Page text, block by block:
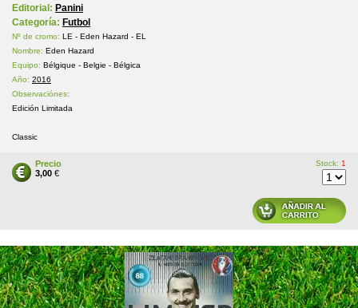
Editorial: Panini
Categoría: Futbol
Nº de cromo: LE - Eden Hazard - EL
Nombre: Eden Hazard
Equipo: Bélgique - Belgie - Bélgica
Año: 2016
Observaciónes:
Edición Limitada
Classic
Precio
3,00 €
Stock: 1